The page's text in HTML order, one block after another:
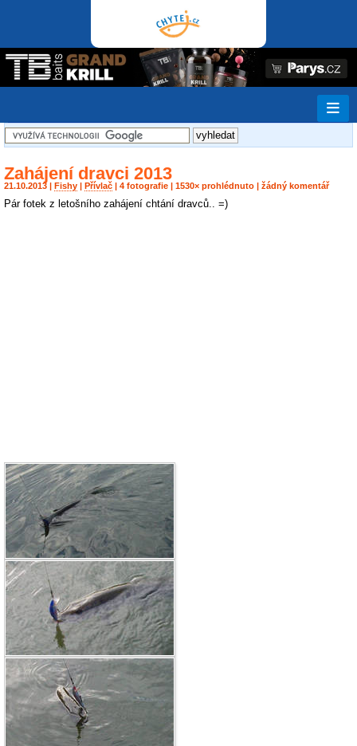
Zahájení dravci 2013
21.10.2013 | Fishy Přívlač | 4 fotografie | 1530× prohlédnuto | žádný komentář
Pár fotek z letošního zahájení chtání dravců.. =)